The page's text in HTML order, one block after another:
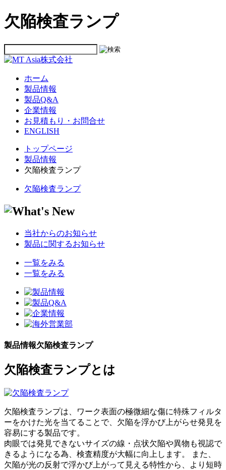
欠陥検査ランプ
ホーム
製品情報
製品Q&A
企業情報
お見積もり・お問合せ
ENGLISH
トップページ
製品情報
欠陥検査ランプ
欠陥検査ランプ
当社からのお知らせ
製品に関するお知らせ
一覧をみる
一覧をみる
製品情報欠陥検査ランプ
欠陥検査ランプとは
欠陥検査ランプは、ワーク表面の極微細な傷に特殊フィルタ
ーをかけた光を当てることで、欠陥を浮かび上がらせ発見を
容易にする製品です。
肉眼では発見できないサイズの線・点状欠陥や異物も視認で
きるようになる為、検査精度が大幅に向上します。 また、
欠陥が光の反射で浮かび上がって見える特性から、より短時